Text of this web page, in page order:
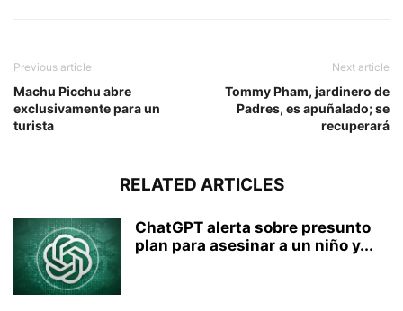
Previous article
Machu Picchu abre
exclusivamente para un
turista
Next article
Tommy Pham, jardinero de
Padres, es apuñalado; se
recuperará
RELATED ARTICLES
ChatGPT alerta sobre presunto
plan para asesinar a un niño y...